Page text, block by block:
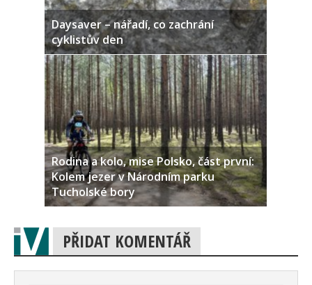
Daysaver – nářadí, co zachrání
cyklistův den
Rodina a kolo, mise Polsko, část první:
Kolem jezer v Národním parku
Tucholské bory
PŘIDAT KOMENTÁŘ